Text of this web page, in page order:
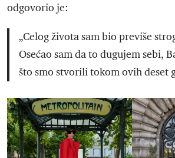
odgovorio je:
„Celog života sam bio previše
Osećao sam da to dugujem sebi,
što smo stvorili tokom ovih deset